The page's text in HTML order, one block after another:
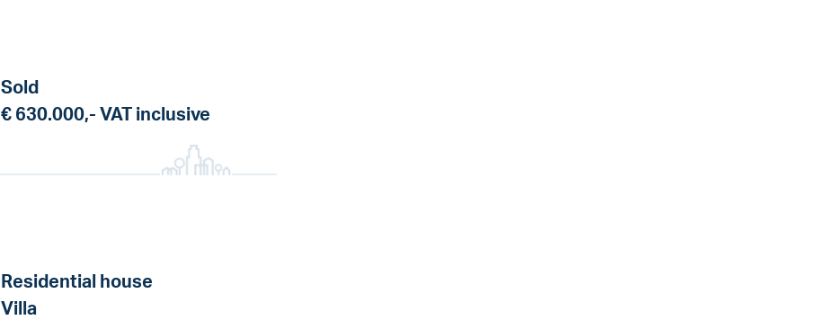
Sold
€ 630.000,- VAT inclusive
Residential house
Villa